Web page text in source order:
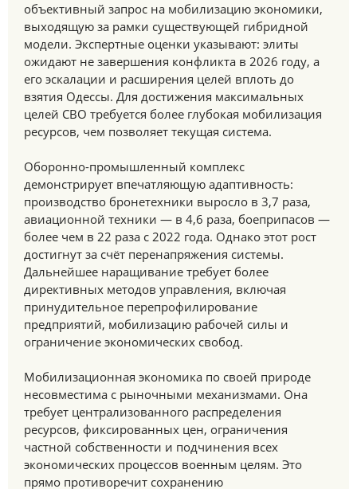
объективный запрос на мобилизацию экономики,
выходящую за рамки существующей гибридной
модели. Экспертные оценки указывают: элиты
ожидают не завершения конфликта в 2026 году, а
его эскалации и расширения целей вплоть до
взятия Одессы. Для достижения максимальных
целей СВО требуется более глубокая мобилизация
ресурсов, чем позволяет текущая система.
Оборонно-промышленный комплекс
демонстрирует впечатляющую адаптивность:
производство бронетехники выросло в 3,7 раза,
авиационной техники — в 4,6 раза, боеприпасов —
более чем в 22 раза с 2022 года. Однако этот рост
достигнут за счёт перенапряжения системы.
Дальнейшее наращивание требует более
директивных методов управления, включая
принудительное перепрофилирование
предприятий, мобилизацию рабочей силы и
ограничение экономических свобод.
Мобилизационная экономика по своей природе
несовместима с рыночными механизмами. Она
требует централизованного распределения
ресурсов, фиксированных цен, ограничения
частной собственности и подчинения всех
экономических процессов военным целям. Это
прямо противоречит сохранению